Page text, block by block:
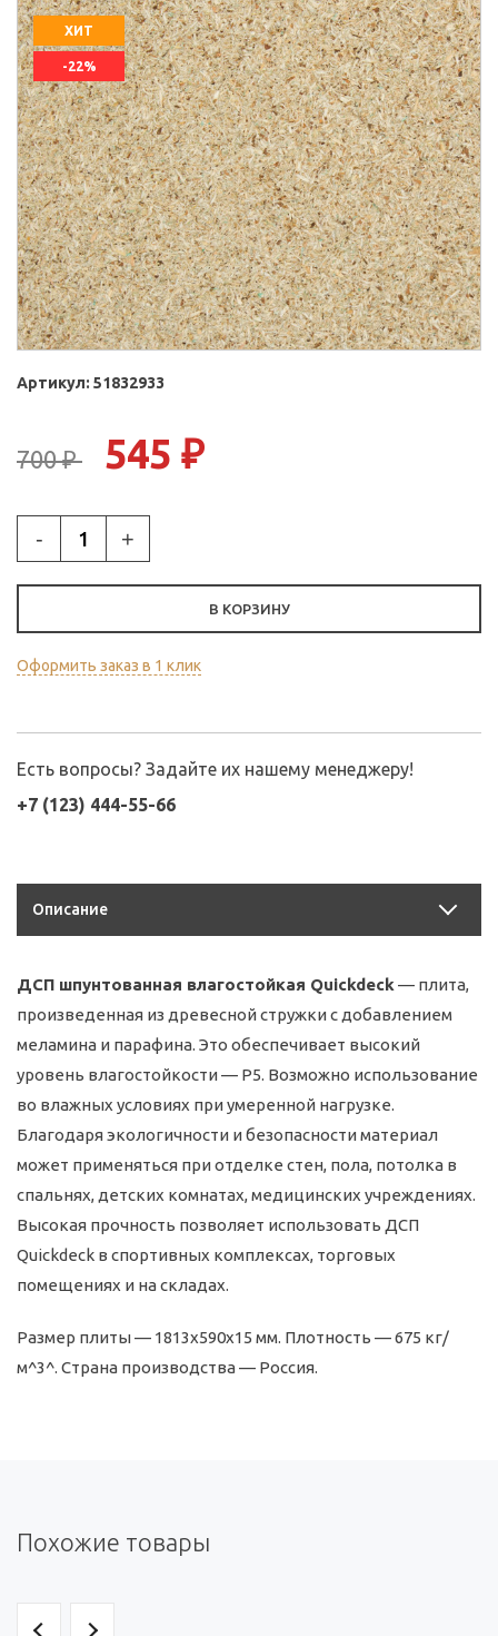
ХИТ
-22%
Артикул: 51832933
700 ₽ 545 ₽
- +
В КОРЗИНУ
Оформить заказ в 1 клик
Есть вопросы? Задайте их нашему менеджеру!
+7 (123) 444-55-66
Описание
ДСП шпунтованная влагостойкая Quickdeck — плита,
произведенная из древесной стружки с добавлением
меламина и парафина. Это обеспечивает высокий
уровень влагостойкости — Р5. Возможно использование
во влажных условиях при умеренной нагрузке.
Благодаря экологичности и безопасности материал
может применяться при отделке стен, пола, потолка в
спальнях, детских комнатах, медицинских учреждениях.
Высокая прочность позволяет использовать ДСП
Quickdeck в спортивных комплексах, торговых
помещениях и на складах.
Размер плиты — 1813х590х15 мм. Плотность — 675 кг/
м^3^. Страна производства — Россия.
Похожие товары